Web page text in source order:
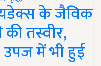
के जैविक
तस्वीर,
में भी हुई